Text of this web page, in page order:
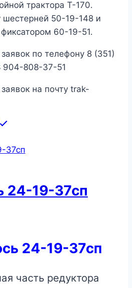
трактора Т-170.
50-19-148 и
60-19-51.
по телефону 8 (351)
904-808-37-51
на почту trak-
24-19-37сп
24-19-37сп
часть редуктора